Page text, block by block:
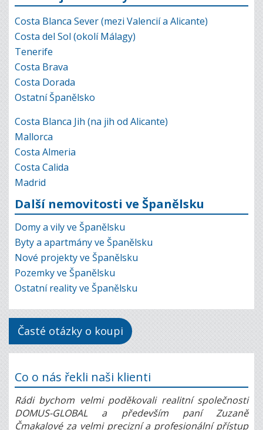
Costa Blanca Sever (mezi Valencií a Alicante)
Costa del Sol (okolí Málagy)
Tenerife
Costa Brava
Costa Dorada
Ostatní Španělsko
Costa Blanca Jih (na jih od Alicante)
Mallorca
Costa Almeria
Costa Calida
Madrid
Další nemovitosti ve Španělsku
Domy a vily ve Španělsku
Byty a apartmány ve Španělsku
Nové projekty ve Španělsku
Pozemky ve Španělsku
Ostatní reality ve Španělsku
Časté otázky o koupi
Co o nás řekli naši klienti
Rádi bychom velmi poděkovali realitní společnosti
DOMUS-GLOBAL a především paní Zuzaně
Čmakalové za velmi precizní a profesionální přístup